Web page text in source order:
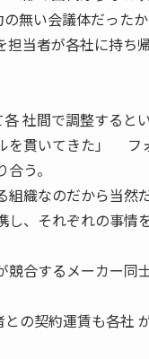
無い会議体だった
担当者が各社に持ち
社間で調整すると
を貫いてきた」 フ
う。
織なのだから当然だ
し、それぞれの事情
競合するメーカー
の契約運賃も各社